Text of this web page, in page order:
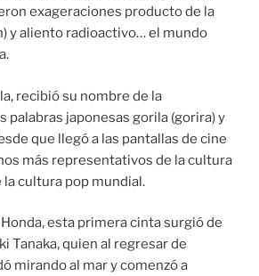
exageraciones producto de la
y aliento radioactivo… el mundo
recibió su nombre de la
palabras japonesas gorila (gorira) y
que llegó a las pantallas de cine
más representativos de la cultura
la cultura pop mundial.
esta primera cinta surgió de
Tanaka, quien al regresar de
mirando al mar y comenzó a